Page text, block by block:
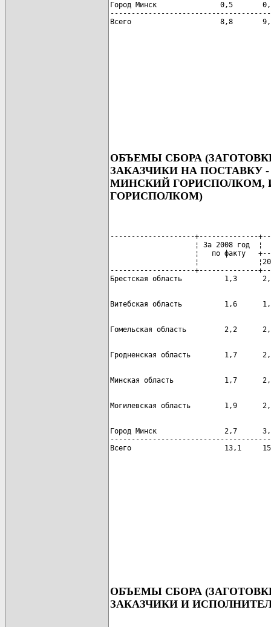
Город Минск               0,5
Всего                     8,8       9,3
ОБЪЕМЫ СБОРА
ЗАКАЗЧИКИ НА
МИНСКИЙ ГОРИСПОЛКОМ,
ГОРИСПОЛКОМ)
--------------------+--------------
¦ За 2008 год  ¦
¦   по факту
¦
--------------------+--------------
Город Минск                2,7
Всего                      13,1     15,4
ОБЪЕМЫ СБОРА
ЗАКАЗЧИКИ И